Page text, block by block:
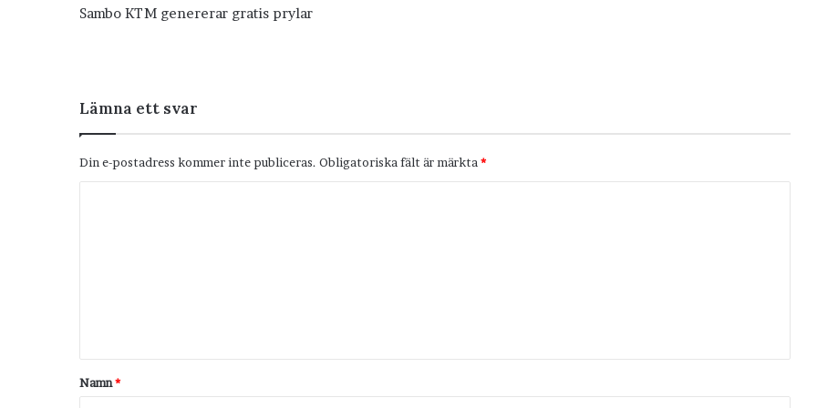
Sambo KTM genererar gratis prylar
Lämna ett svar
Din e-postadress kommer inte publiceras. Obligatoriska fält är märkta *
t
a
Namn*